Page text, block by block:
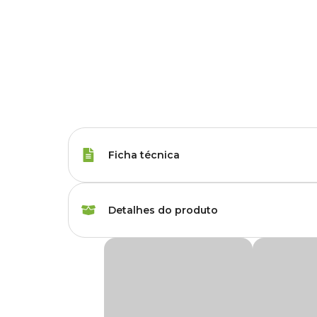
Ficha técnica
Tipo da Ração Super Premium
Detalhes do produto